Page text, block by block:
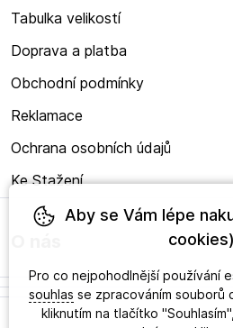
Tabulka velikostí
Doprava a platba
Obchodní podmínky
Reklamace
Ochrana osobních údajů
Ke Stažení
Aby se Vám lépe
cookies)
Pro co nejpohodlnější používání
souhlas se zpracováním souborů
kliknutím na tlačítko